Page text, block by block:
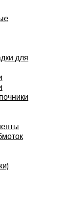
для